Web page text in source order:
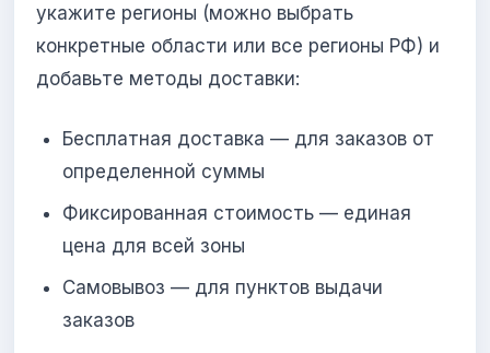
укажите регионы (можно выбрать
конкретные области или все регионы РФ) и
добавьте методы доставки:
Бесплатная доставка — для заказов от
определенной суммы
Фиксированная стоимость — единая
цена для всей зоны
Самовывоз — для пунктов выдачи
заказов